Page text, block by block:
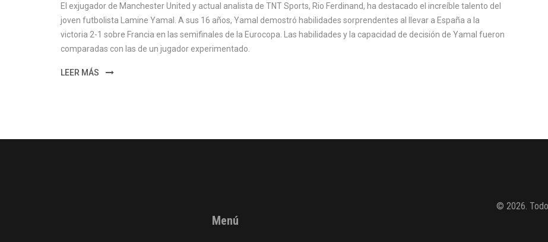
El exjugador de Manchester United y actual analista de TNT Sports, Rio Ferdinand, ha destacado el increíble talento del
joven futbolista Lamine Yamal. A sus 16 años, Yamal demostró habilidades sorprendentes al llevar a España a la
victoria 2-1 sobre Francia en las semifinales de la Eurocopa. Las habilidades y la capacidad de decisión de Yamal fueron
comparadas con las de un jugador experimentado.
LEER MÁS
Menú
© 2026.